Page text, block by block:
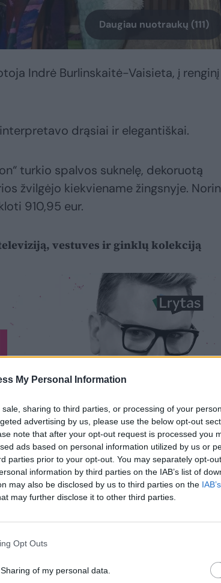
My Personal Information
sharing to third parties, or processing of your
advertising by us, please use the below opt-out
note that after your opt-out request is processed you
ads based on personal information utilized by us or
parties prior to your opt-out. You may separately opt-
information by third parties on the IAB’s list of
may also be disclosed by us to third parties on the
may further disclose it to other third parties.
Opt Outs
of my personal data.
Daugiau nuotraukų (111)
Indrė Burlinskaitė-Vaisieta, į renginį
drąsiai ir elegantiškai.
turkio spalvos suknelę, dekoruotą
žvilgėjo kiekviename žingsnyje.
910,95 eur.
vestuves ir ginklų kolekciją
tos pačios spalvos ilgomis
atspalvių aukštakulniais.